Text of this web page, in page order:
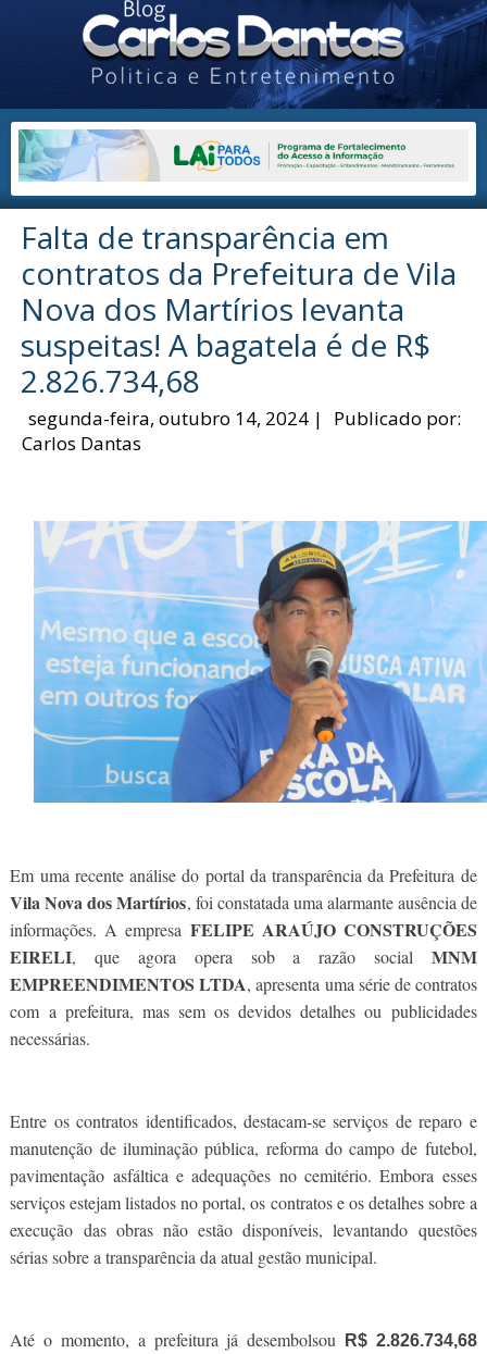
Falta de transparência em
contratos da Prefeitura de Vila
Nova dos Martírios levanta
suspeitas! A bagatela é de R$
2.826.734,68
segunda-feira, outubro 14, 2024 |
Publicado por:
Carlos Dantas
Em uma recente análise do portal da transparência da Prefeitura de
Vila Nova dos Martírios, foi constatada uma alarmante ausência de
informações. A empresa FELIPE ARAÚJO CONSTRUÇÕES
EIRELI, que agora opera sob a razão social MNM
EMPREENDIMENTOS LTDA, apresenta uma série de contratos
com a prefeitura, mas sem os devidos detalhes ou publicidades
necessárias.
Entre os contratos identificados, destacam-se serviços de reparo e
manutenção de iluminação pública, reforma do campo de futebol,
pavimentação asfáltica e adequações no cemitério. Embora esses
serviços estejam listados no portal, os contratos e os detalhes sobre a
execução das obras não estão disponíveis, levantando questões
sérias sobre a transparência da atual gestão municipal.
Até o momento, a prefeitura já desembolsou R$ 2.826.734,68